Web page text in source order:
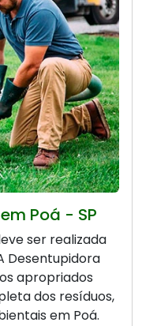
Poá - SP
ser realizada
Desentupidora
apropriados
dos resíduos,
em Poá.